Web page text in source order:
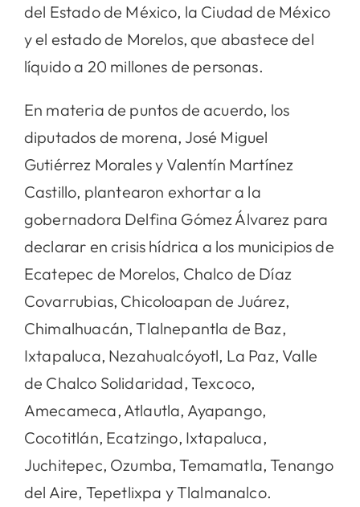
del Estado de México, la Ciudad de México
y el estado de Morelos, que abastece del
líquido a 20 millones de personas.
En materia de puntos de acuerdo, los
diputados de morena, José Miguel
Gutiérrez Morales y Valentín Martínez
Castillo, plantearon exhortar a la
gobernadora Delfina Gómez Álvarez para
declarar en crisis hídrica a los municipios de
Ecatepec de Morelos, Chalco de Díaz
Covarrubias, Chicoloapan de Juárez,
Chimalhuacán, Tlalnepantla de Baz,
Ixtapaluca, Nezahualcóyotl, La Paz, Valle
de Chalco Solidaridad, Texcoco,
Amecameca, Atlautla, Ayapango,
Cocotitlán, Ecatzingo, Ixtapaluca,
Juchitepec, Ozumba, Temamatla, Tenango
del Aire, Tepetlixpa y Tlalmanalco.